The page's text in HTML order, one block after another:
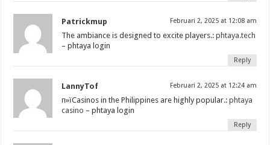
Patrickmup Februari 2, 2025 at 12:08 am
The ambiance is designed to excite players.:phtaya.tech
– phtaya login
Reply
LannyTof Februari 2, 2025 at 12:24 am
п»їCasinos in the Philippines are highly popular.:phtaya
casino – phtaya login
Reply